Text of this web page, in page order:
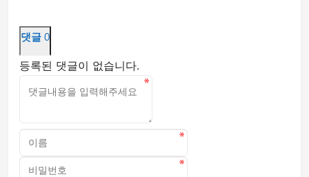
댓글 0
등록된 댓글이 없습니다.